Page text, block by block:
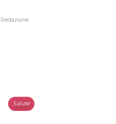
Redazione
Salute